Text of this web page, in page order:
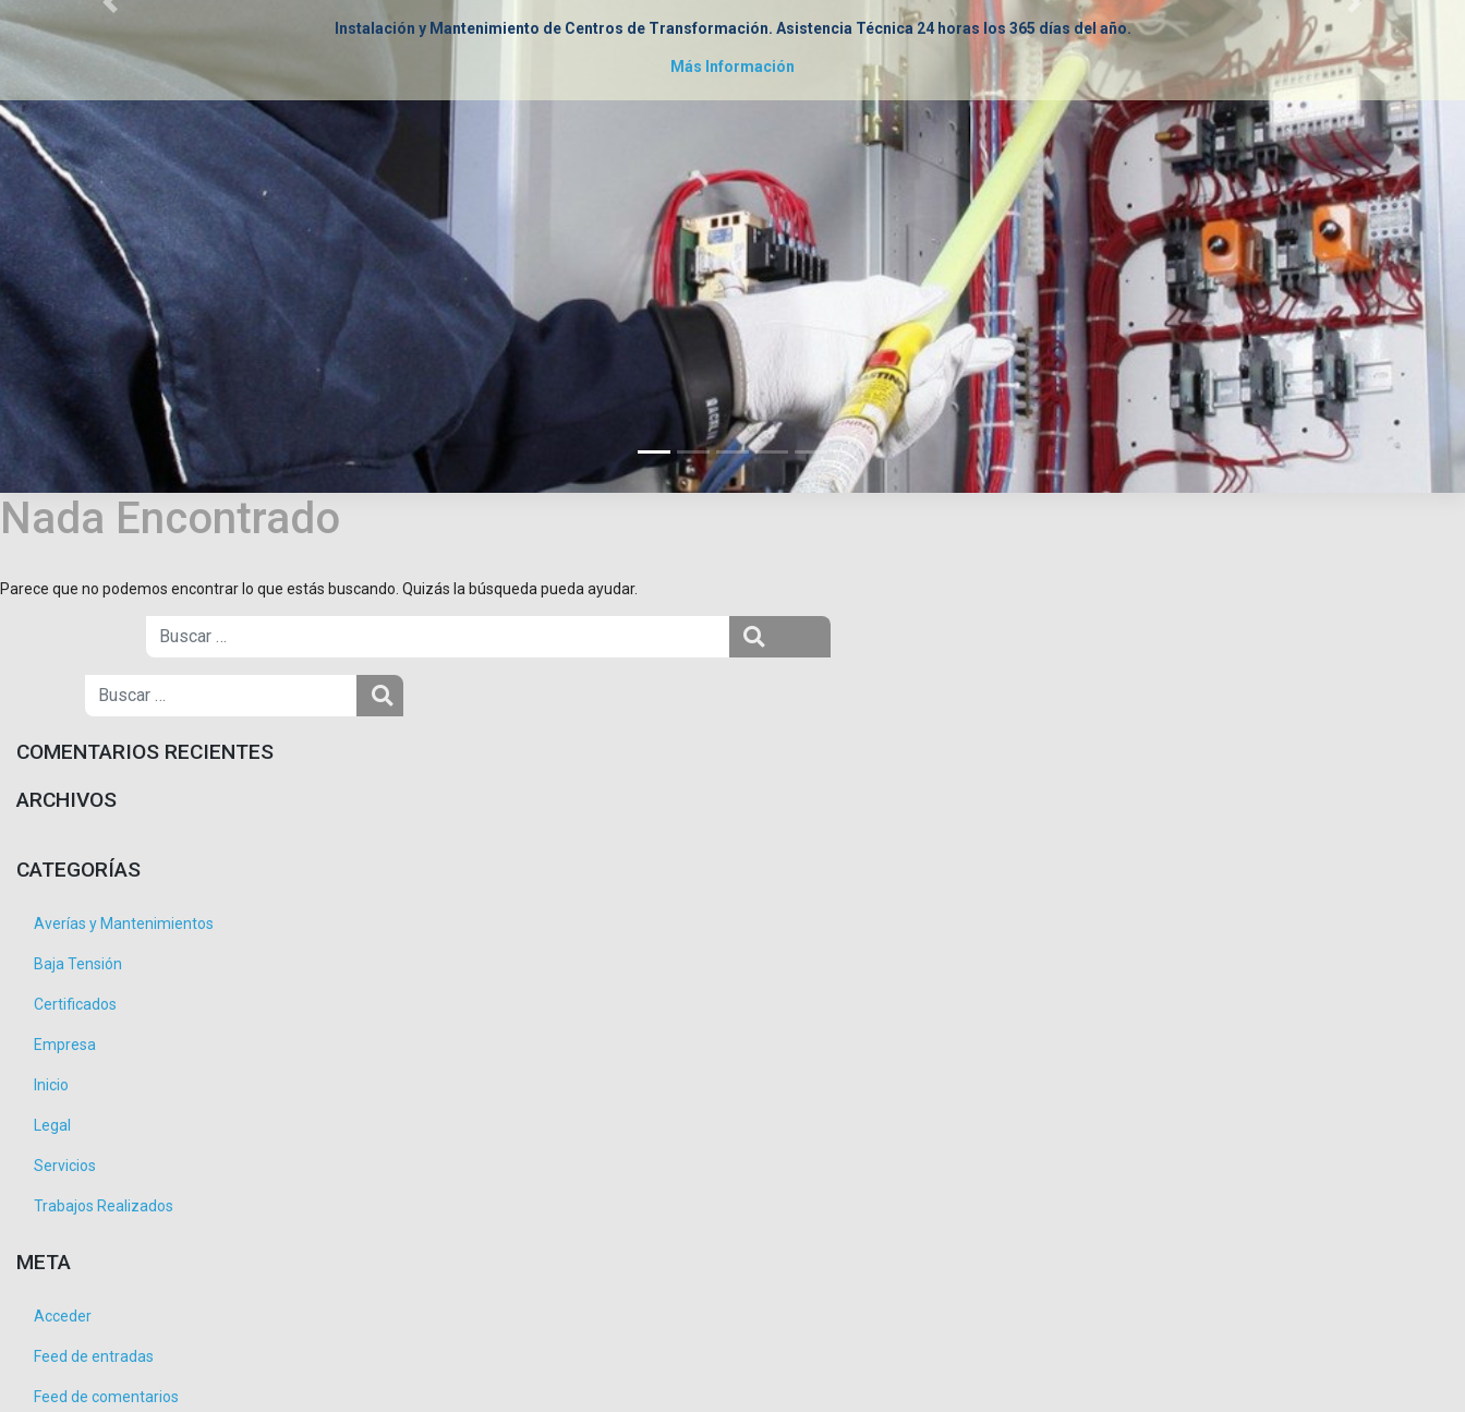
Instalación y Mantenimiento de Centros de Transformación. Asistencia Técnica 24 horas los 365 días del año.
Más Información
Nada Encontrado
Parece que no podemos encontrar lo que estás buscando. Quizás la búsqueda pueda ayudar.
COMENTARIOS RECIENTES
ARCHIVOS
CATEGORÍAS
Averías y Mantenimientos
Baja Tensión
Certificados
Empresa
Inicio
Legal
Servicios
Trabajos Realizados
META
Acceder
Feed de entradas
Feed de comentarios